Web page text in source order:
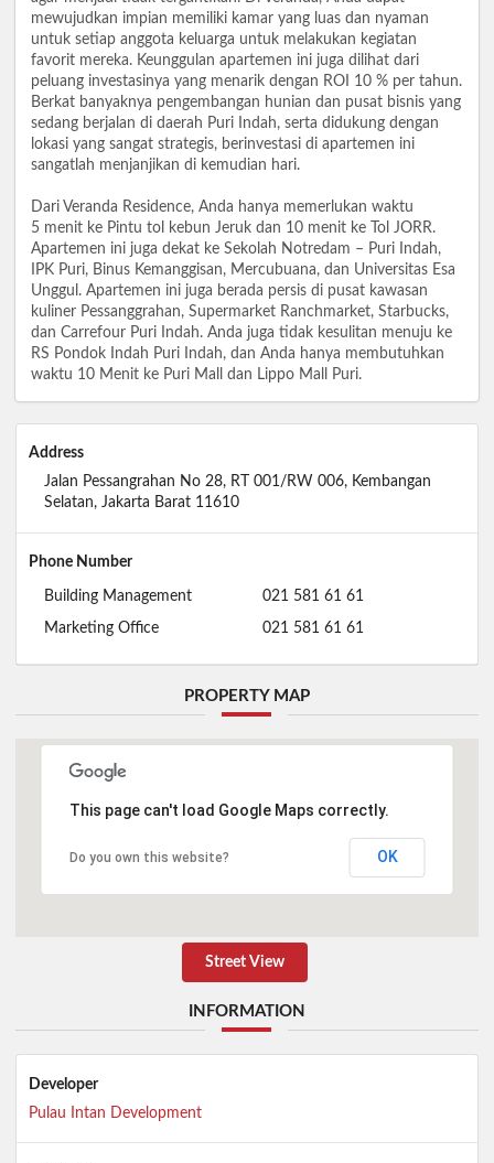
mewujudkan impian memiliki kamar yang luas dan nyaman
untuk setiap anggota keluarga untuk melakukan kegiatan
favorit mereka. Keunggulan apartemen ini juga dilihat dari
peluang investasinya yang menarik dengan ROI 10 % per tahun.
Berkat banyaknya pengembangan hunian dan pusat bisnis yang
sedang berjalan di daerah Puri Indah, serta didukung dengan
lokasi yang sangat strategis, berinvestasi di apartemen ini
sangatlah menjanjikan di kemudian hari.
Dari Veranda Residence, Anda hanya memerlukan waktu
5 menit ke Pintu tol kebun Jeruk dan 10 menit ke Tol JORR.
Apartemen ini juga dekat ke Sekolah Notredam – Puri Indah,
IPK Puri, Binus Kemanggisan, Mercubuana, dan Universitas Esa
Unggul. Apartemen ini juga berada persis di pusat kawasan
kuliner Pessanggrahan, Supermarket Ranchmarket, Starbucks,
dan Carrefour Puri Indah. Anda juga tidak kesulitan menuju ke
RS Pondok Indah Puri Indah, dan Anda hanya membutuhkan
waktu 10 Menit ke Puri Mall dan Lippo Mall Puri.
Address
Jalan Pessangrahan No 28, RT 001/RW 006, Kembangan
Selatan, Jakarta Barat 11610
Phone Number
Building Management 021 581 61 61
Marketing Office 021 581 61 61
PROPERTY MAP
This page can't load Google Maps correctly.
Do you own this website? OK
Street View
INFORMATION
Developer
Pulau Intan Development